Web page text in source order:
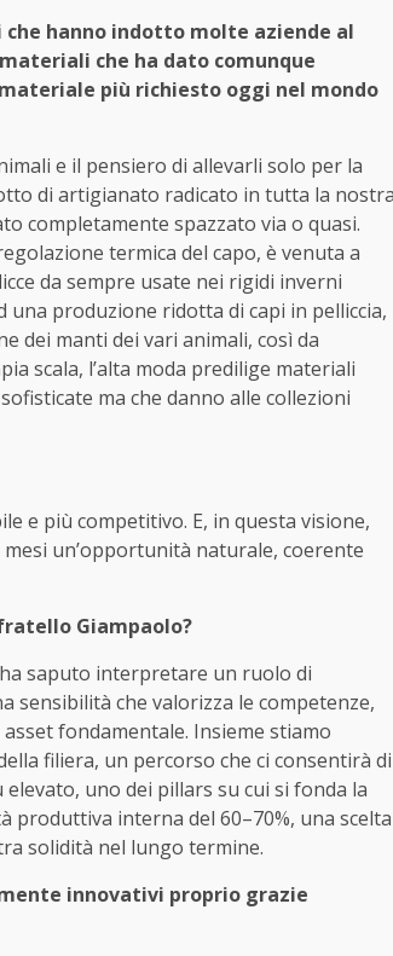
hanno indotto molte aziende al
che ha dato comunque
più richiesto oggi nel mondo
e il pensiero di allevarli solo per la
di artigianato radicato in tutta la
completamente spazzato via o quasi.
termica del capo, è venuta a
da sempre usate nei rigidi inverni
una produzione ridotta di capi in pelliccia,
dei manti dei vari animali, così da
scala, l’alta moda predilige materiali
ma che danno alle collezioni
e più competitivo. E, in questa visione,
un’opportunità naturale, coerente
Giampaolo?
saputo interpretare un ruolo di
sensibilità che valorizza le competenze,
fondamentale. Insieme stiamo
filiera, un percorso che ci consentirà di
uno dei pillars su cui si fonda la
produttiva interna del 60–70%, una scelta
solidità nel lungo termine.
innovativi proprio grazie